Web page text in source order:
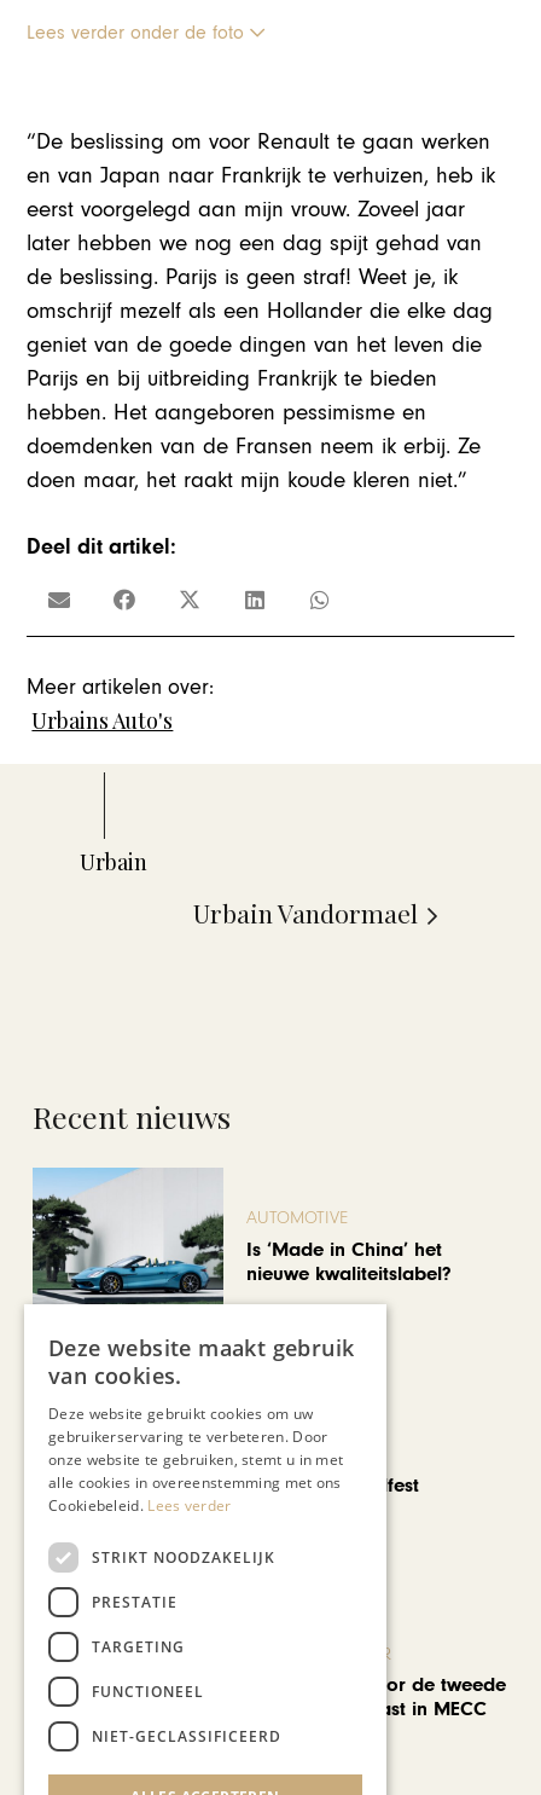
Lees verder onder de foto
“De beslissing om voor Renault te gaan werken
en van Japan naar Frankrijk te verhuizen, heb ik
eerst voorgelegd aan mijn vrouw. Zoveel jaar
later hebben we nog een dag spijt gehad van
de beslissing. Parijs is geen straf! Weet je, ik
omschrijf mezelf als een Hollander die elke dag
geniet van de goede dingen van het leven die
Parijs en bij uitbreiding Frankrijk te bieden
hebben. Het aangeboren pessimisme en
doemdenken van de Fransen neem ik erbij. Ze
doen maar, het raakt mijn koude kleren niet.”
Deel dit artikel:
Meer artikelen over:
Urbains Auto's
Urbain Vandormael
Recent nieuws
AUTOMOTIVE
Is ‘Made in China’ het
nieuwe kwaliteitslabel?
CHAPEAU TV
Noorbeek Foodfest
KUNST & CULTUUR
EuropArtFair voor de tweede
keer op rij te gast in MECC
Maastricht
Deze website maakt gebruik
van cookies.
Deze website gebruikt cookies om uw
gebruikerservaring te verbeteren. Door
onze website te gebruiken, stemt u in met
alle cookies in overeenstemming met ons
Cookiebeleid. Lees verder
STRIKT NOODZAKELIJK
PRESTATIE
TARGETING
FUNCTIONEEL
NIET-GECLASSIFICEERD